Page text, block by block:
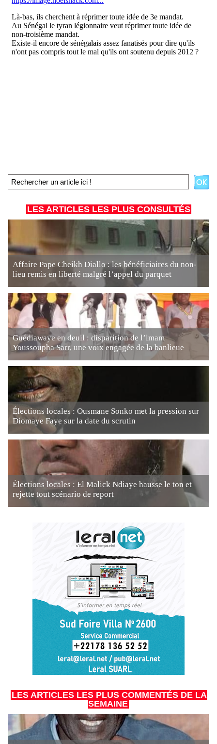
LES ARTICLES LES PLUS CONSULTÉS
Affaire Pape Cheikh Diallo : les bénéficiaires du non-
lieu remis en liberté malgré l’appel du parquet
Guédiawaye en deuil : disparition de l’imam
Youssoupha Sarr, une voix engagée de la banlieue
Élections locales : Ousmane Sonko met la pression sur
Diomaye Faye sur la date du scrutin
Élections locales : El Malick Ndiaye hausse le ton et
rejette tout scénario de report
LES ARTICLES LES PLUS COMMENTÉS DE LA
SEMAINE